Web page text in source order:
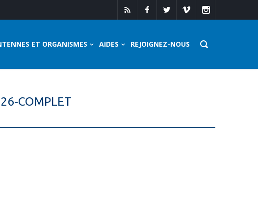
ET ORGANISMES AIDES REJOIGNEZ-NOUS
COMPLET